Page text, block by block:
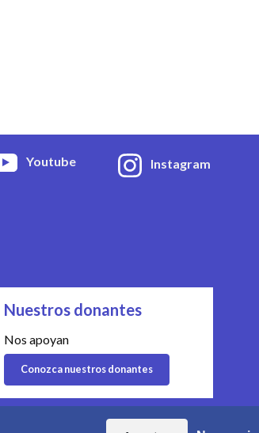
Youtube Instagram
Nuestros donantes
Nos apoyan
Conozca nuestros donantes
| Organización n° CHE-454.230.023